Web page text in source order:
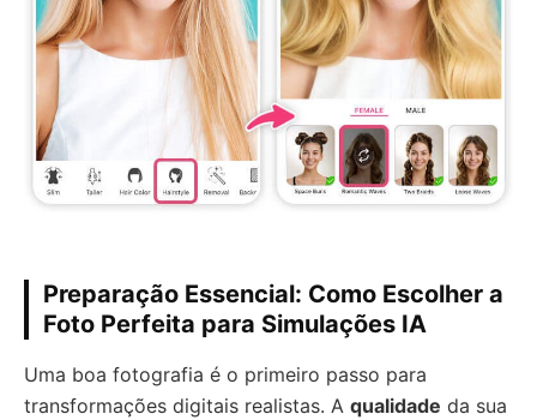
Preparação Essencial: Como Escolher a
Foto Perfeita para Simulações IA
Uma boa fotografia é o primeiro passo para
transformações digitais realistas. A qualidade da sua